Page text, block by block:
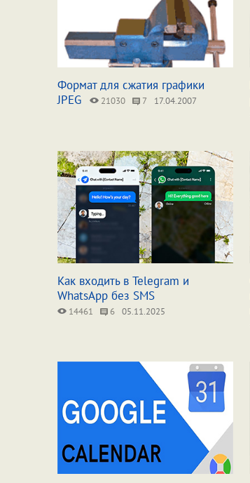
Формат для сжатия графики
JPEG
21030 7 17.04.2007
Как входить в Telegram и
WhatsApp без SMS
14461 6 05.11.2025